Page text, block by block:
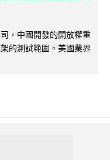
，中國開發的開放權重
的測試範圍。美國業界